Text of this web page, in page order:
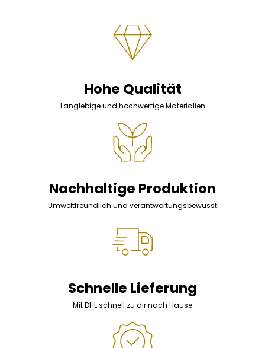
Hohe Qualität
Langlebige und hochwertige Materialien
Nachhaltige Produktion
Umweltfreundlich und verantwortungsbewusst
Schnelle Lieferung
Mit DHL schnell zu dir nach Hause